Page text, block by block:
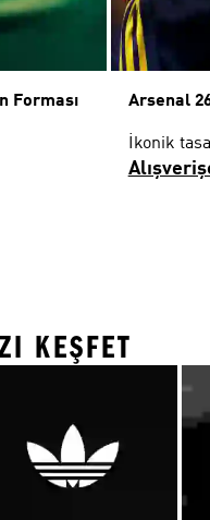
Forması Arsenal
İkonik
KEŞFET